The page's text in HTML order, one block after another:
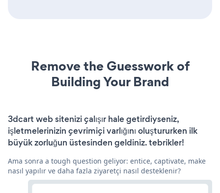
Remove the Guesswork of
Building Your Brand
3dcart web sitenizi çalışır hale getirdiyseniz,
işletmelerinizin çevrimiçi varlığını oluştururken ilk
büyük zorluğun üstesinden geldiniz. tebrikler!
Ama sonra a tough question geliyor: entice, captivate, make
nasıl yapılır ve daha fazla ziyaretçi nasıl desteklenir?